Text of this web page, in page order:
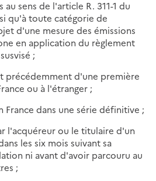
sens de l'article R. 311-1 du
qu'à toute catégorie de
d'une mesure des émissions
en application du règlement
;
précédemment d'une première
ou à l'étranger ;
France dans une série définitive ;
l'acquéreur ou le titulaire d'un
les six mois suivant sa
ni avant d'avoir parcouru au
;